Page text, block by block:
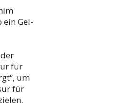
ein Gel-
für
um
für